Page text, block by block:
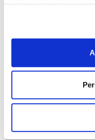
su acconsento
qui. Cliccando sul tasto